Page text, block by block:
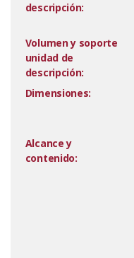
descripción:
Volumen y soporte
unidad de
descripción:
Dimensiones:
Alcance y
contenido: